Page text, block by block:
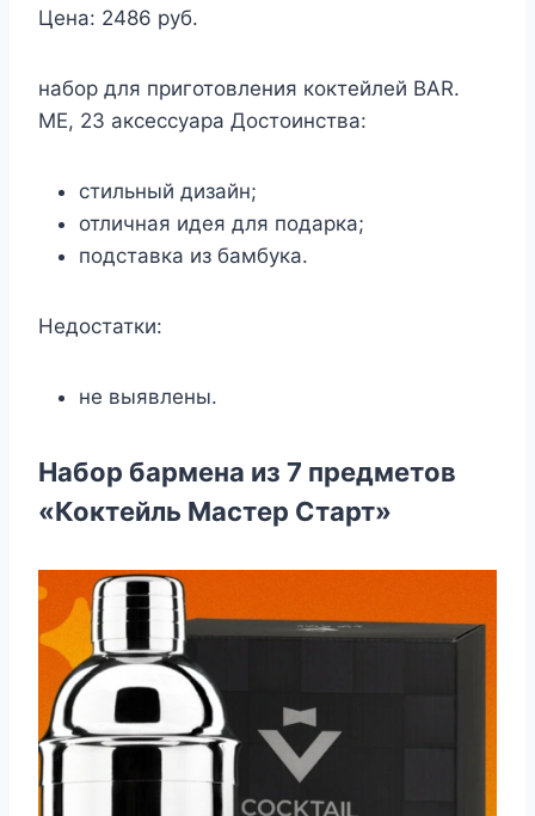
Цена: 2486 руб.
набор для приготовления коктейлей BAR.
ME, 23 аксессуара Достоинства:
стильный дизайн;
отличная идея для подарка;
подставка из бамбука.
Недостатки:
не выявлены.
Набор бармена из 7 предметов
«Коктейль Мастер Старт»